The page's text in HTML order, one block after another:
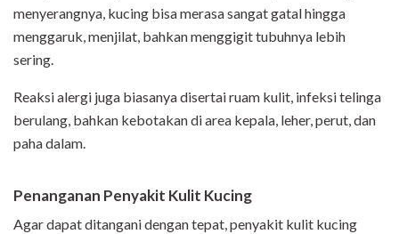
menyerangnya, kucing bisa merasa sangat gatal hingga
menggaruk, menjilat, bahkan menggigit tubuhnya lebih
sering.
Reaksi alergi juga biasanya disertai ruam kulit, infeksi telinga
berulang, bahkan kebotakan di area kepala, leher, perut, dan
paha dalam.
Penanganan Penyakit Kulit Kucing
Agar dapat ditangani dengan tepat, penyakit kulit kucing